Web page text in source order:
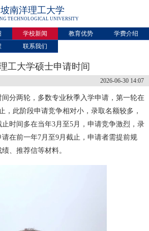
南洋理工大学
TECHNOLOGICAL UNIVERSITY
学校新闻 教育优势
学费介绍
联系我们
工大学硕士申请时间
2026-06-30 14:07
间分两轮，多数专业秋季入学申请，第一轮在
，此阶段申请竞争相对小，录取名额较多，
时间多在当年3月至5月，申请竞争激烈，录
在前一年7月至9月截止，申请者需提前规
、推荐信等材料。